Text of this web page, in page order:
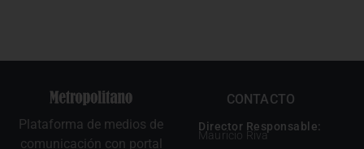
Plataforma de medios de
comunicación con portal
CONTACTO
Director Responsable:
Mauricio Riva